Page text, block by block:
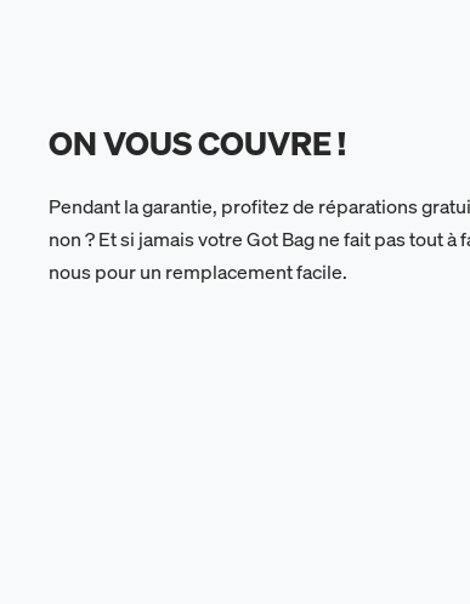
ON VOUS COUVRE !
Pendant la garantie, profitez de réparations
non ? Et si jamais votre Got Bag ne fait pas tout
nous pour un remplacement facile.